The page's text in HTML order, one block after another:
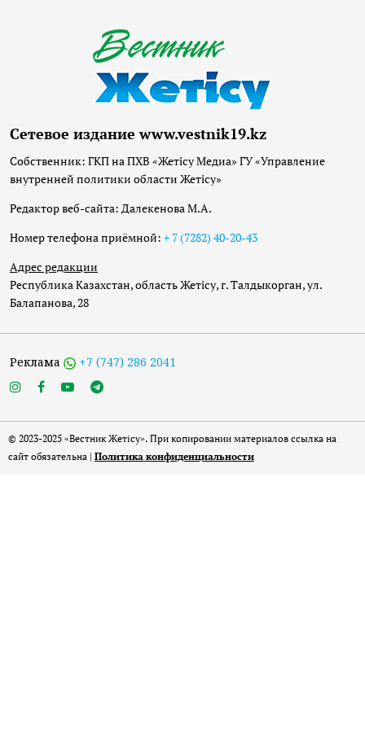
Сетевое издание www.vestnik19.kz
Собственник: ГКП на ПХВ «Жетісу Медиа» ГУ «Управление
внутренней политики области Жетісу»
Редактор веб-сайта: Далекенова М.А.
Номер телефона приёмной: + 7 (7282) 40-20-43
Адрес редакции
Республика Казахстан, область Жетісу, г. Талдыкорган, ул.
Балапанова, 28
Реклама +7 (747) 286 2041
© 2023-2025 «Вестник Жетісу». При копировании материалов ссылка на
сайт обязательна | Политика конфиденциальности